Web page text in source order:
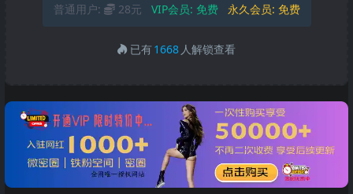
普通用户: 28元 VIP会员: 免费 永久会员: 免费
已有1668 人解锁查看